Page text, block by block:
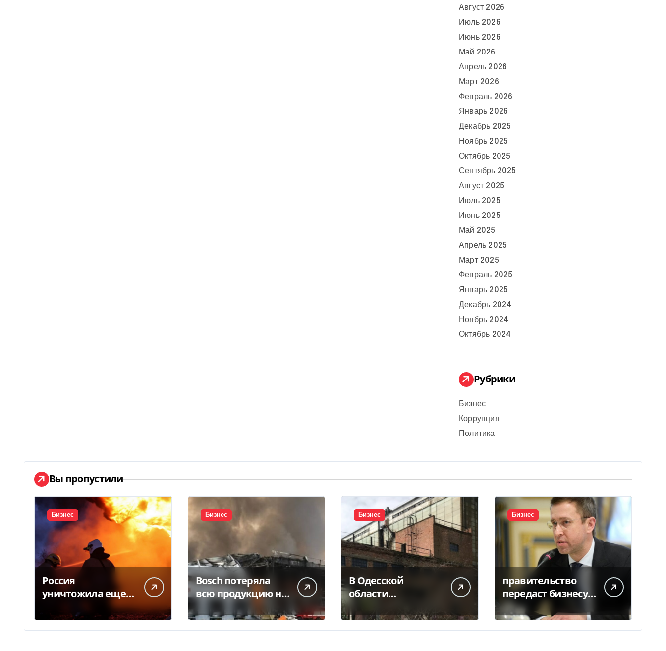
Август 2026
Июль 2026
Июнь 2026
Май 2026
Апрель 2026
Март 2026
Февраль 2026
Январь 2026
Декабрь 2025
Ноябрь 2025
Октябрь 2025
Сентябрь 2025
Август 2025
Июль 2025
Июнь 2025
Май 2025
Апрель 2025
Март 2025
Февраль 2025
Январь 2025
Декабрь 2024
Ноябрь 2024
Октябрь 2024
Рубрики
Бизнес
Коррупция
Политика
Вы пропустили
Бизнес
Россия
уничтожила еще
более 100 тысяч
книг BookChef: что
произошло
Бизнес
Bosch потеряла
всю продукцию на
российской атаки
Бизнес
В Одесской
области
приватизировали
«Хлебную базу
№77» за 5,7 млн грн
Бизнес
правительство
передаст бизнесу
помещение под
склады